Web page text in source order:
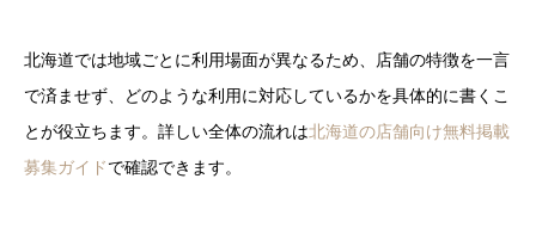
北海道では地域ごとに利用場面が異なるため、店舗の特徴を一言
で済ませず、どのような利用に対応しているかを具体的に書くこ
とが役立ちます。詳しい全体の流れは北海道の店舗向け無料掲載
募集ガイド で確認できます。